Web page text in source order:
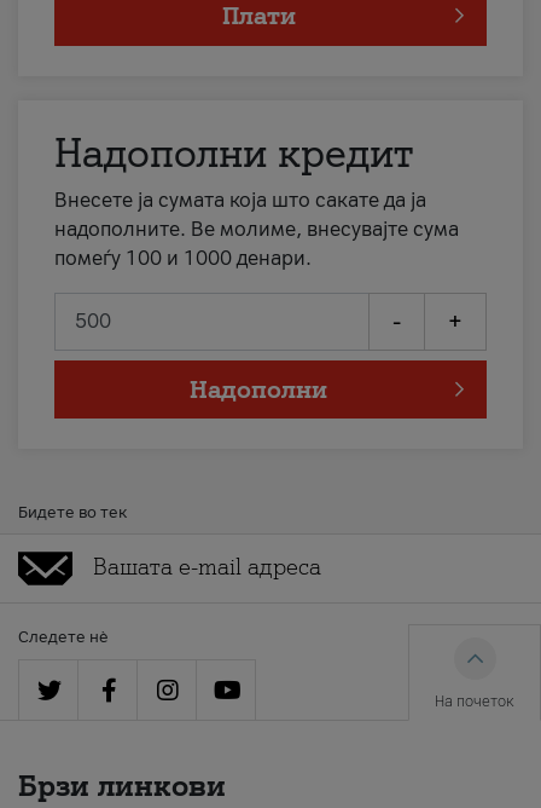
Плати
Надополни кредит
Внесете ја сумата која што сакате да ја
надополните. Ве молиме, внесувајте сума
помеѓу 100 и 1000 денари.
- +
Надополни
Бидете во тек
Следете нè
На почеток
Брзи линкови